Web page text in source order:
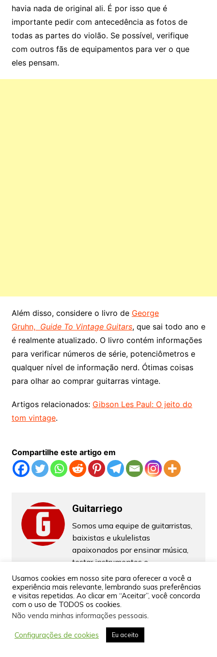
havia nada de original ali. É por isso que é
importante pedir com antecedência as fotos de
todas as partes do violão. Se possível, verifique
com outros fãs de equipamentos para ver o que
eles pensam.
Além disso, considere o livro de George
Gruhn, Guide To Vintage Guitars, que sai todo ano e
é realmente atualizado. O livro contém informações
para verificar números de série, potenciômetros e
qualquer nível de informação nerd. Ótimas coisas
para olhar ao comprar guitarras vintage.
Artigos relacionados: Gibson Les Paul: O jeito do
tom vintage.
Compartilhe este artigo em
Guitarriego
Somos uma equipe de guitarristas,
baixistas e ukulelistas
apaixonados por ensinar música,
testar instrumentos e
equipamentos relacionados a
guitarra, violão, baixo e ukulele.
Navegação
Anterior
Usamos cookies em nosso site para oferecer a você a
experiência mais relevante, lembrando suas preferências
e visitas repetidas. Ao clicar em “Aceitar”, você concorda
com o uso de TODOS os cookies.
Não venda minhas informações pessoais.
Configurações de cookies Eu aceito